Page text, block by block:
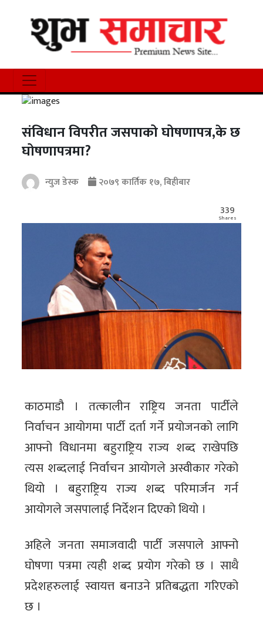
संविधान विपरीत जसपाको घोषणापत्र,के छ
घोषणापत्रमा?
न्युज डेस्क
२०७९ कार्तिक १७, बिहीबार
339
Shares
काठमाडौ । तत्कालीन राष्ट्रिय जनता पार्टीले
निर्वाचन आयोगमा पार्टी दर्ता गर्ने प्रयोजनको लागि
आफ्नो विधानमा बहुराष्ट्रिय राज्य शब्द राखेपछि
त्यस शब्दलाई निर्वाचन आयोगले अस्वीकार गरेको
थियो । बहुराष्ट्रिय राज्य शब्द परिमार्जन गर्न
आयोगले जसपालाई निर्देशन दिएको थियो ।
अहिले जनता समाजवादी पार्टी जसपाले आफ्नो
घोषणा पत्रमा त्यही शब्द प्रयोग गरेको छ । साथै
प्रदेशहरुलाई स्वायत्त बनाउने प्रतिबद्धता गरिएको
छ ।